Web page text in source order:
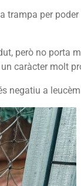
trampa per
però no porta
caràcter molt
negatiu a